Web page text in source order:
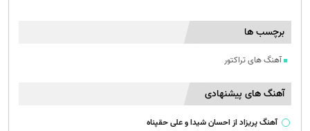
برچسب ها
آهنگ های تراکتور
آهنگ های پیشنهادی
آهنگ پریزاد از احسان شیدا و علی حقپناه